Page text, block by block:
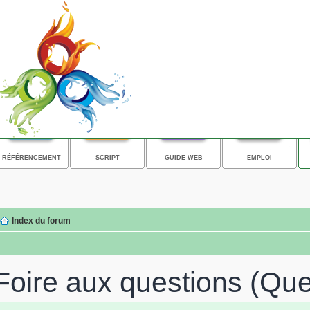
RÉFÉRENCEMENT SCRIPT GUIDE WEB EMPLOI
Index du forum
aux questions